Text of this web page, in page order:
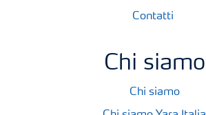
Contatti
Chi siamo
Chi siamo